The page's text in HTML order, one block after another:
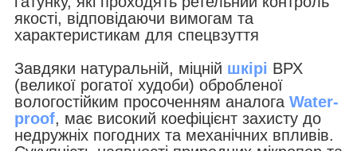
якості, відповідаючи вимогам та
характеристикам для спецвзуття
Завдяки натуральній, міцній шкірі ВРХ
(великої рогатої худоби) обробленої
вологостійким просоченням аналога Water-
proof, має високий коефіцієнт захисту до
недружніх погодних та механічних впливів.